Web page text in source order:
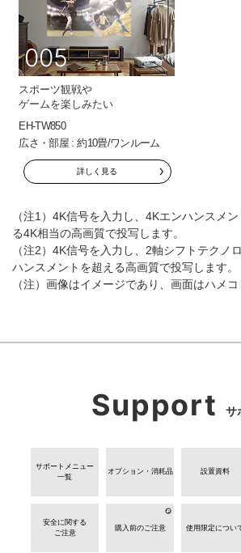
005
スポーツ観戦や
ゲームを楽しみたい
EH-TW850
広さ・部屋 : 約10畳/ワンルーム
詳しく見る
（注1）4K信号を入力し、4Kエンハンスメ
る4K相当の高画質で投写します。
（注2）4K信号を入力し、2軸シフトテクノ
ハンスメントを超える高画質で投写します。
（注）画像はイメージであり、画面はハメコ
Support サ
サポートメニュー
一覧
オプション・消耗品 設置資料
安全に関する
ご注意
購入前のご注意 使用限定につい